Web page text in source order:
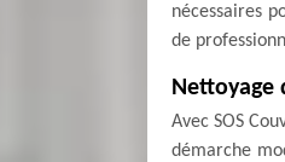
nécessaires
de
Nettoyage
Avec SOS
démarche